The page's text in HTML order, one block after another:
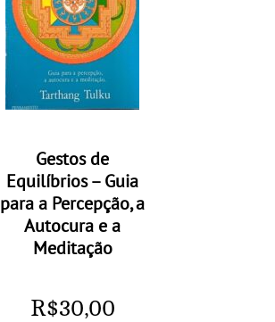
Gestos de
Equilíbrios – Guia
para a Percepção, a
Autocura e a
Meditação
R$30,00